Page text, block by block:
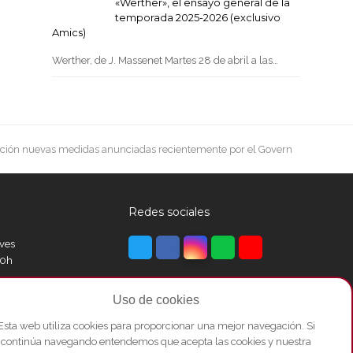
temporada 2025-2026 (exclusivo
Amics)
Werther, de J. Massenet Martes 28 de abril a las…
nuevas medidas anunciadas recientemente por el Govern
Redes sociales
TwitterFacebook
Instagram
Uso de cookies
web utiliza cookies para proporcionar una mejor navegación. Si
continúa navegando entendemos que acepta las cookies y nuestra